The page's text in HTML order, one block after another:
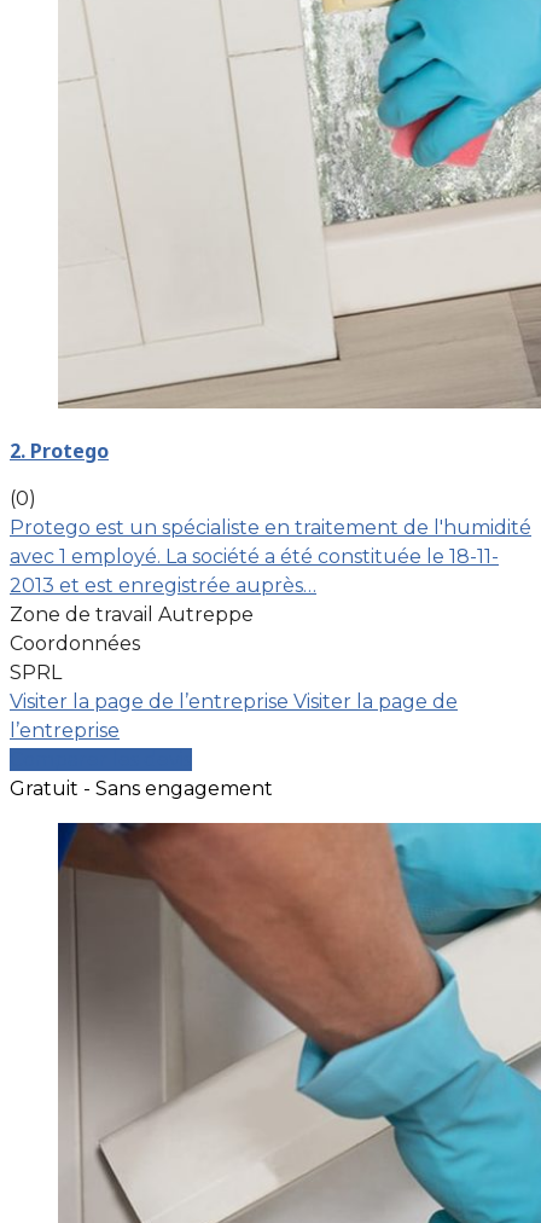
2. Protego
(0)
Protego est un spécialiste en traitement de l'humidité
avec 1 employé. La société a été constituée le 18-11-
2013 et est enregistrée auprès…
Zone de travail Autreppe
Coordonnées
SPRL
Visiter la page de l’entreprise Visiter la page de
l’entreprise
Gratuit - Sans engagement